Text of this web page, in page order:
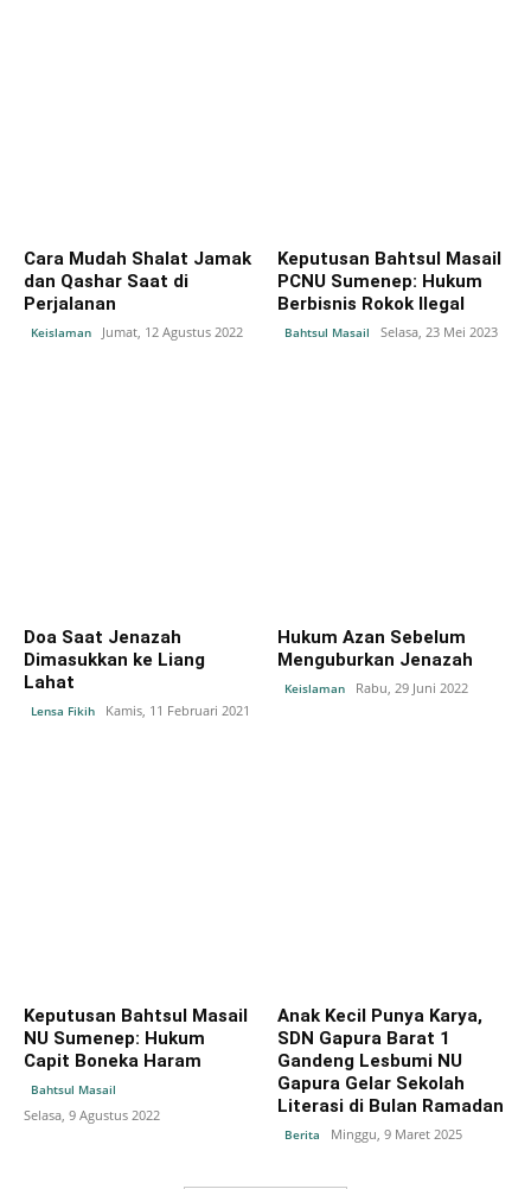
Cara Mudah Shalat Jamak
dan Qashar Saat di
Perjalanan
Keislaman Jumat, 12 Agustus 2022
Keputusan Bahtsul Masail
PCNU Sumenep: Hukum
Berbisnis Rokok Ilegal
Bahtsul Masail Selasa, 23 Mei 2023
Doa Saat Jenazah
Dimasukkan ke Liang
Lahat
Lensa Fikih Kamis, 11 Februari 2021
Hukum Azan Sebelum
Menguburkan Jenazah
Keislaman Rabu, 29 Juni 2022
Keputusan Bahtsul Masail
NU Sumenep: Hukum
Capit Boneka Haram
Bahtsul Masail
Selasa, 9 Agustus 2022
Anak Kecil Punya Karya,
SDN Gapura Barat 1
Gandeng Lesbumi NU
Gapura Gelar Sekolah
Literasi di Bulan Ramadan
Berita Minggu, 9 Maret 2025